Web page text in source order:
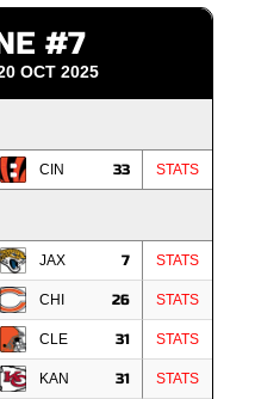
#7
OCT 2025
CIN 33 STATS
JAX 7 STATS
CHI 26 STATS
CLE 31 STATS
KAN 31 STATS